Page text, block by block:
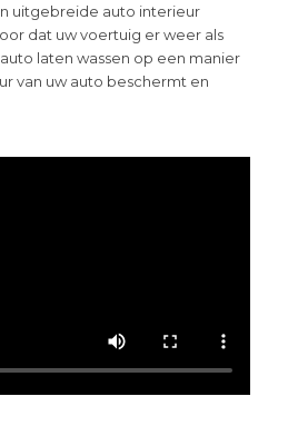
uitgebreide auto interieur
dat uw voertuig er weer als
laten wassen op een manier
van uw auto beschermt en